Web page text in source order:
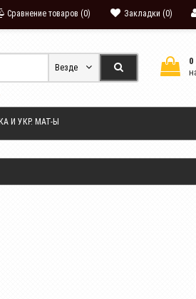
Закладки (0)
Сравнение товаров (0)
0
Везде
И УКР. МАТ-Ы